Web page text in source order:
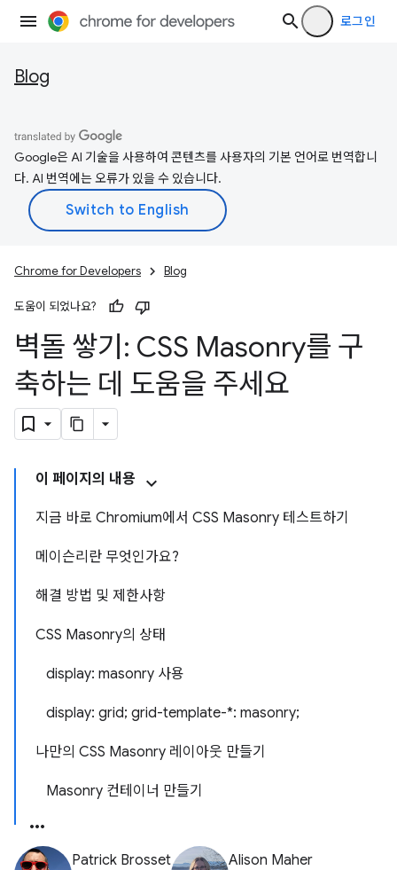
로그인
Blog
Google은 AI 기술을 사용하여 콘텐츠를 사용자의 기본 언어로 번역합니
다. AI 번역에는 오류가 있을 수 있습니다.
Chrome for Developers Blog
도움이 되었나요?
벽돌 쌓기: CSS Masonry를 구
축하는 데 도움을 주세요
이 페이지의 내용
지금 바로 Chromium에서 CSS Masonry 테스트하기
메이슨리란 무엇인가요?
해결 방법 및 제한사항
CSS Masonry의 상태
display: masonry 사용
display: grid; grid-template-*: masonry;
나만의 CSS Masonry 레이아웃 만들기
Masonry 컨테이너 만들기
Patrick Brosset Alison Maher